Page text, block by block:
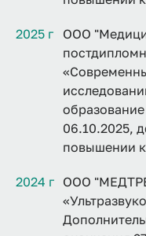
2025 г
ООО
06.10.2025,
повышении
2024 г ООО